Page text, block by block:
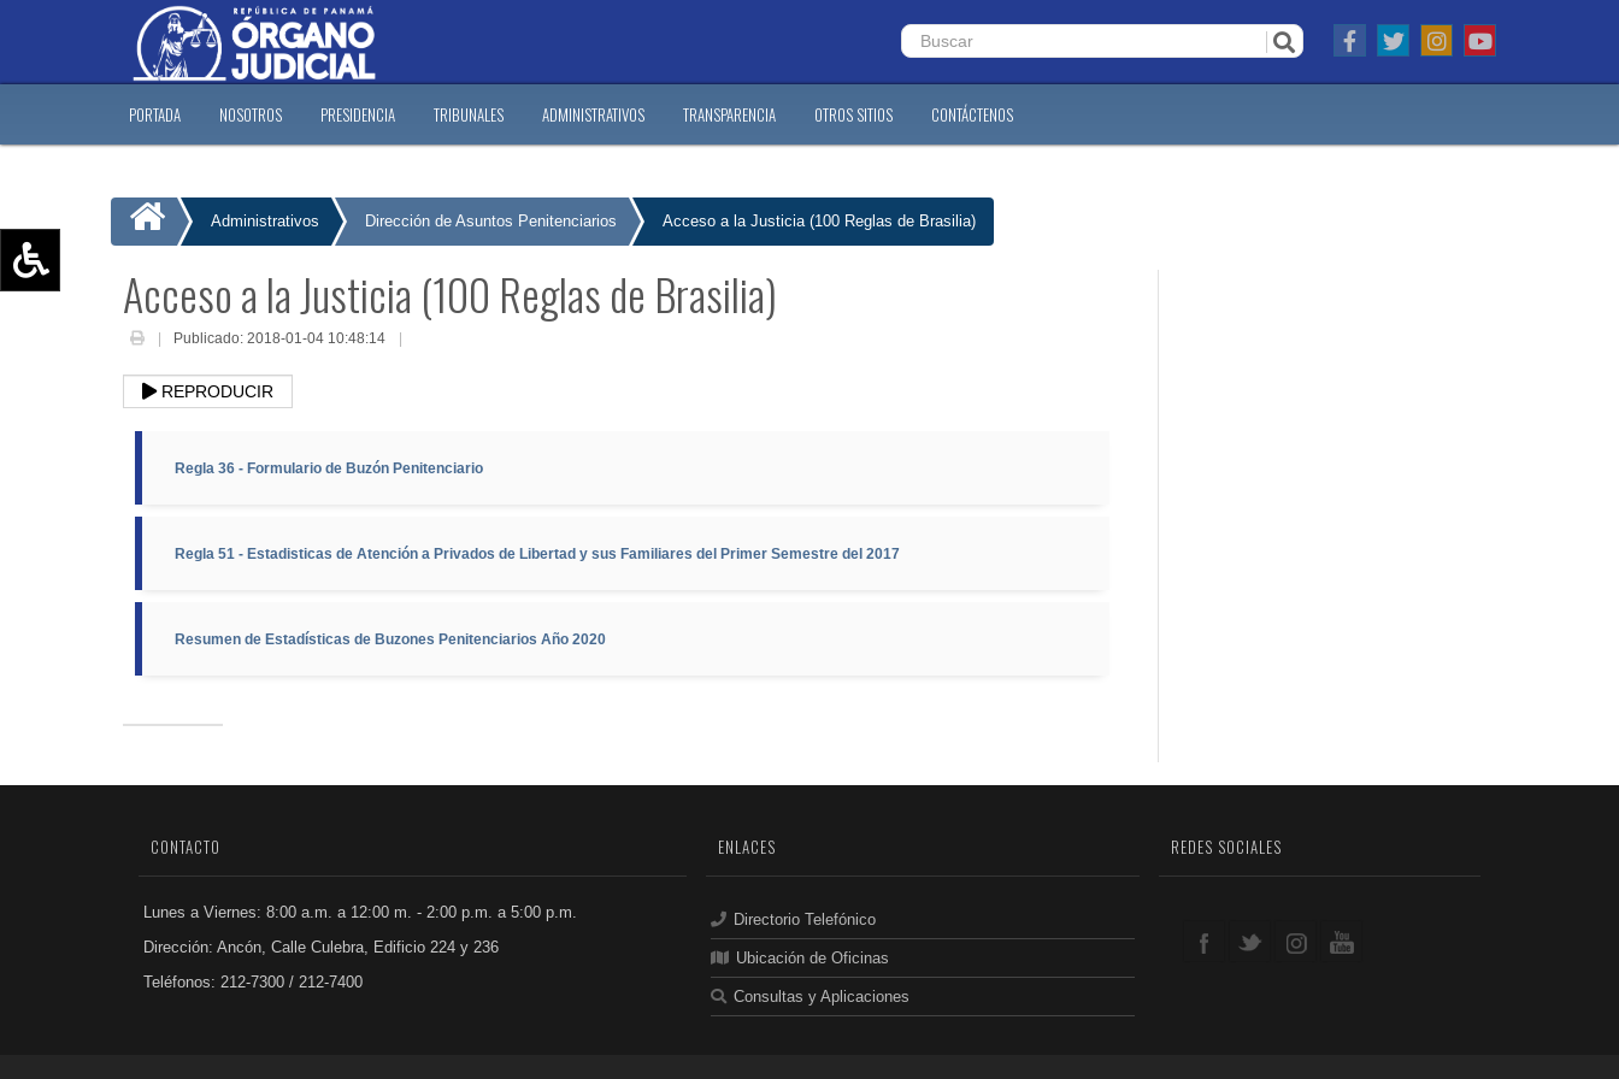
Aumentar texto (+)
Reducir texto (-)
Escala de grises
PORTADA NOSOTROS PRESIDENCIA TRIBUNALES ADMINISTRATIVOS TRANSPARENCIA OTROS SITIOS CONTÁCTENOS
Administrativos Dirección de Asuntos Penitenciarios Acceso a la Justicia (100 Reglas de Brasilia)
Acceso a la Justicia (100 Reglas de Brasilia)
Publicado: 2018-01-04 10:48:14
REPRODUCIR
Regla 36 - Formulario de Buzón Penitenciario
Regla 51 - Estadisticas de Atención a Privados de Libertad y sus Familiares del Primer Semestre del 2017
Resumen de Estadísticas de Buzones Penitenciarios Año 2020
CONTACTO
Lunes a Viernes: 8:00 a.m. a 12:00 m. - 2:00 p.m. a 5:00 p.m.
Dirección: Ancón, Calle Culebra, Edificio 224 y 236
Teléfonos: 212-7300 / 212-7400
ENLACES
Directorio Telefónico
Ubicación de Oficinas
Consultas y Aplicaciones
REDES SOCIALES